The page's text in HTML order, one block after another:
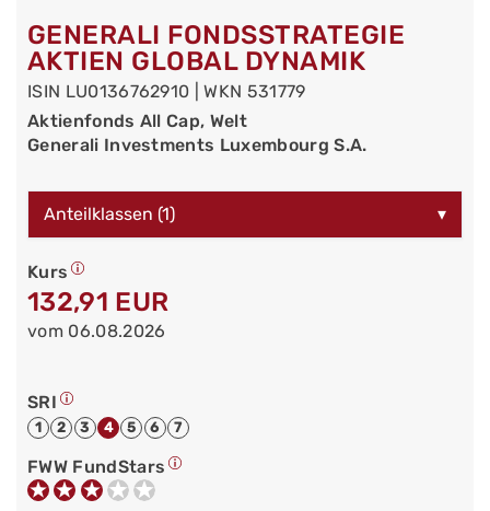
GENERALI FONDSSTRATEGIE
AKTIEN GLOBAL DYNAMIK
ISIN LU0136762910 | WKN 531779
Aktienfonds All Cap, Welt
Generali Investments Luxembourg S.A.
Anteilklassen (1) ▾
Kurs
132,91 EUR
vom 06.08.2026
SRI
1 2 3 4 5 6 7
FWW FundStars